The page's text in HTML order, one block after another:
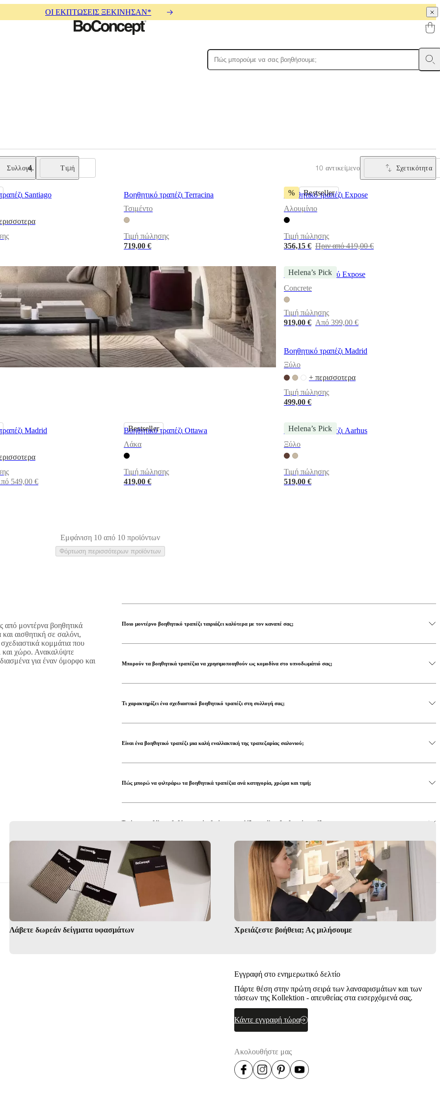
ΟΙ ΕΚΠΤΩΣΕΙΣ ΞΕΚΙΝΗΣΑΝ*
Συλλογή Τιμή 10 αντικείμενο Σχετικότητα
Santiago
Βοηθητικό τραπέζι Terracina
Τσιμέντο
Τιμή πώλησης
719,00 €
% Bestseller
Βοηθητικό τραπέζι Expose
Αλουμίνιο
Τιμή πώλησης
356,15 € Πριν από 419,00 €
Helena’s Pick
Τραπέζι σαλονιού Expose
Concrete
Τιμή πώλησης
919,00 € Από 399,00 €
Βοηθητικό τραπέζι Madrid
Ξύλο
+ περισσοτερα
Τιμή πώλησης
499,00 €
Madrid
549,00 €
Bestseller
Βοηθητικό τραπέζι Ottawa
Λάκα
Τιμή πώλησης
419,00 €
Helena’s Pick
Βοηθητικό τραπέζι Aarhus
Ξύλο
Τιμή πώλησης
519,00 €
Εμφάνιση 10 από 10 προϊόντων
Φόρτωση περισσότερων προϊόντων
από μοντέρνα βοηθητικά
και αισθητική σε σαλόνι,
κομμάτια που
και χώρο. Ανακαλύψτε
για έναν όμορφο και
Ποιο μοντέρνο βοηθητικό τραπέζι ταιριάζει καλύτερα με τον καναπέ σας;
Μπορούν τα βοηθητικά τραπέζια να χρησιμοποιηθούν ως κομοδίνα στο υπνοδωμάτιό σας;
Τι χαρακτηρίζει ένα σχεδιαστικό βοηθητικό τραπέζι στη συλλογή σας;
Είναι ένα βοηθητικό τραπέζι μια καλή εναλλακτική της τραπεζαρίας σαλονιού;
Πώς μπορώ να φιλτράρω τα βοηθητικά τραπέζια ανά κατηγορία, χρώμα και τιμή;
Τι γίνεται αν θέλω καθοδήγηση από ειδικό για να επιλέξω το τέλειο βοηθητικό τραπέζι;
Υπηρεσία εσωτερικού σχεδιασμού
Πού μπορώ να δω από κοντά τα βοηθητικά τραπεζάκια της BoConcept;
Λάβετε δωρεάν δείγματα υφασμάτων Χρειάζεστε βοήθεια; Ας μιλήσουμε
Εγγραφή στο ενημερωτικό δελτίο
Πάρτε θέση στην πρώτη σειρά των λανσαρισμάτων και των
τάσεων της Kollektion - απευθείας στα εισερχόμενά σας.
Κάντε εγγραφή τώρα
Ακολουθήστε μας